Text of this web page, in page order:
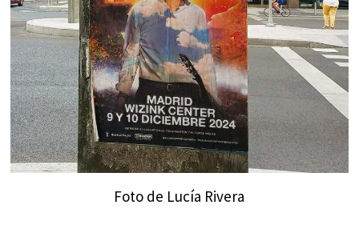
Foto de Lucía Rivera